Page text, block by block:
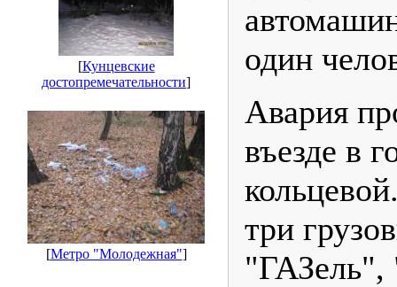
[Кунцевские
достопремечательности]
[Метро "Молодежная"]
один
Авария
въезде в
три
"ГАЗель",